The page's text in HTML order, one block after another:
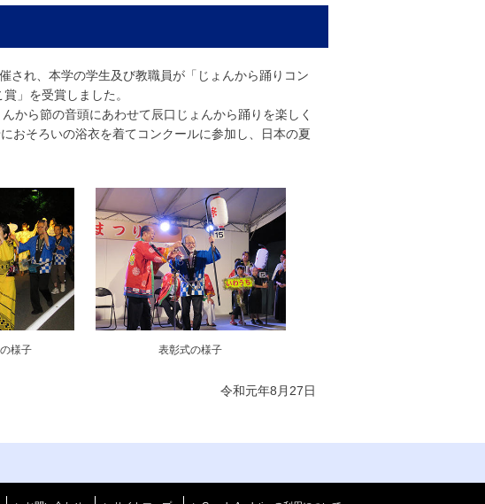
れ、本学の学生及び教職員が「じょんから踊りコン
」を受賞しました。
から節の音頭にあわせて辰口じょんから踊りを楽しく
おそろいの浴衣を着てコンクールに参加し、日本の夏
様子 表彰式の様子
令和元年8月27日